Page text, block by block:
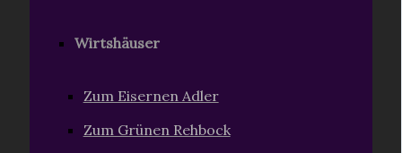
Wirtshäuser
Zum Eisernen Adler
Zum Grünen Rehbock